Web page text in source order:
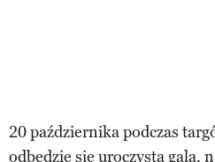
20 października podczas
odbędzie się uroczysta gala,